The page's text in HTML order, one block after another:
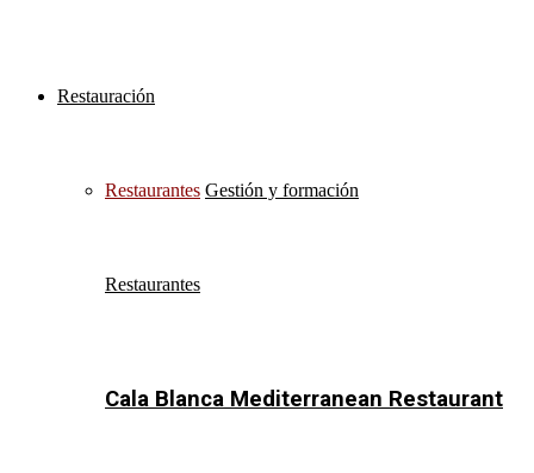
Restauración
Restaurantes Gestión y formación
Restaurantes
Cala Blanca Mediterranean Restaurant